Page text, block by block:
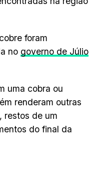
foram
no governo de Júlio
uma cobra ou
renderam outras
restos de um
do final da